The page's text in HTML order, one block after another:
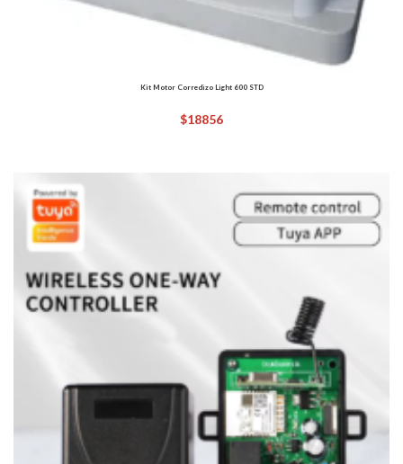
Kit Motor Corredizo Light 600 STD
$18856